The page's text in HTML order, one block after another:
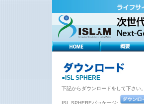
●ISL SPHERE
下記からダウンロードをして下さい。
ISL SPHEREパッケージ: